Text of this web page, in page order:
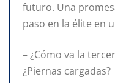
futuro. Una
paso en la élite en
– ¿Cómo va la
¿Piernas cargadas?